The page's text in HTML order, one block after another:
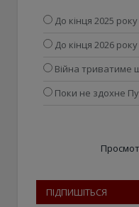
До кінця 2025 року
До кінця 2026 року
Війна триватиме
Поки не здохне
ПІДПИШІТЬСЯ